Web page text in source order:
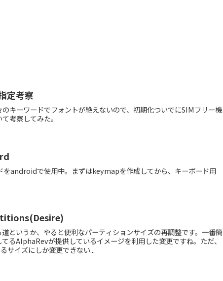
定考察
キーワードでフォントが絶えないので、初期化ついでにSIMフリー機
考察してみた。
androidで使用中。まずはkeymapを作成してから、キーボード用
というか、やると便利なパーティションサイズの再調整です。一番簡
るAlphaRevが提供しているイメージを利用した変更ですね。ただ、
サイズにしか変更できない...